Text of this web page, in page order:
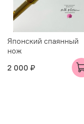
Японский спаянный
нож
2 000 ₽